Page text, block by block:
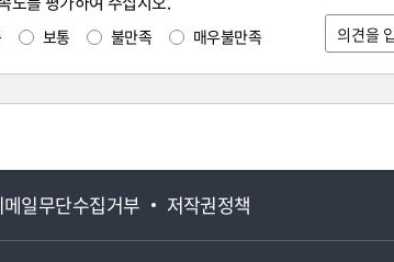
보통 불만족 매우불만족
메일무단수집거부 저작권정책